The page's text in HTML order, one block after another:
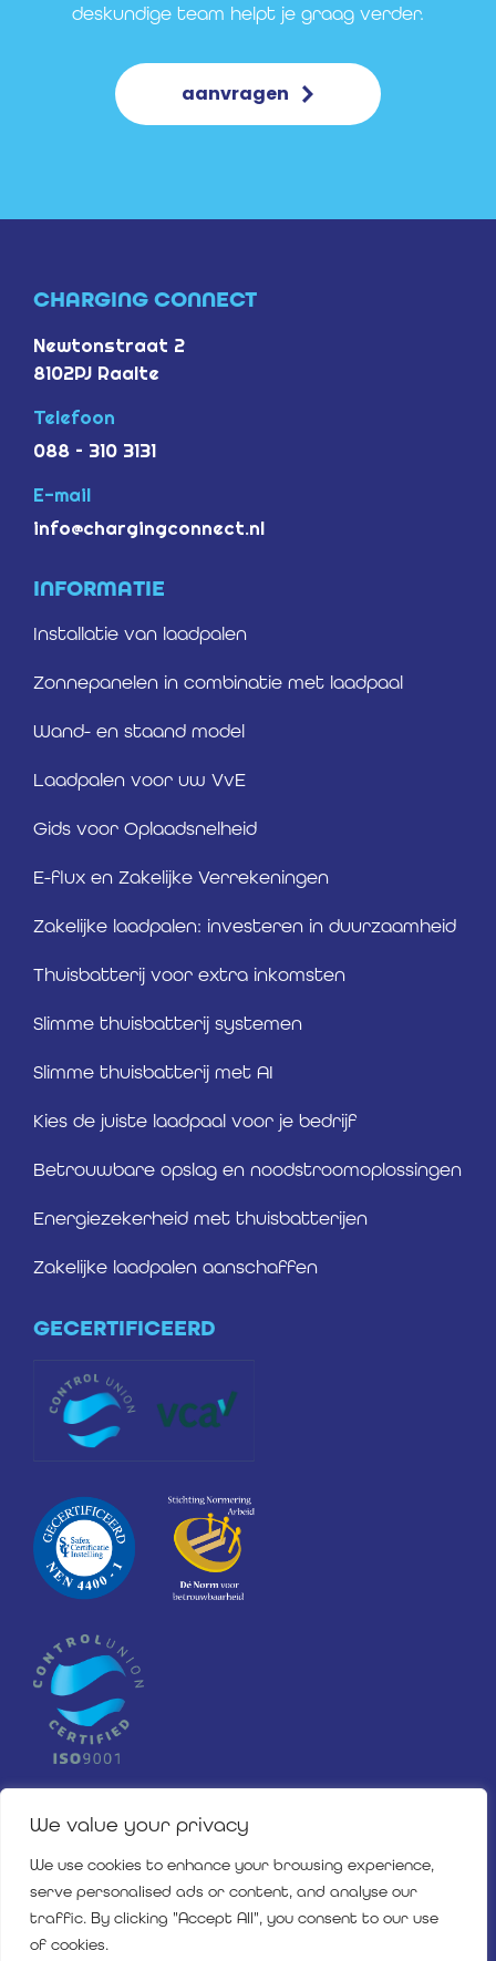
We value your privacy
We use cookies to enhance your browsing experience,
serve personalised ads or content, and analyse our
traffic. By clicking "Accept All", you consent to our use
of cookies.
deskundige team helpt je graag verder.
aanvragen
CHARGING CONNECT
Newtonstraat 2
8102PJ Raalte
Telefoon
088 – 310 3131
E-mail
info@chargingconnect.nl
INFORMATIE
Installatie van laadpalen
Zonnepanelen in combinatie met laadpaal
Wand- en staand model
Laadpalen voor uw VvE
Gids voor Oplaadsnelheid
E-flux en Zakelijke Verrekeningen
Zakelijke laadpalen: investeren in duurzaamheid
Thuisbatterij voor extra inkomsten
Slimme thuisbatterij systemen
Slimme thuisbatterij met AI
Kies de juiste laadpaal voor je bedrijf
Betrouwbare opslag en noodstroomoplossingen
Energiezekerheid met thuisbatterijen
Zakelijke laadpalen aanschaffen
GECERTIFICEERD